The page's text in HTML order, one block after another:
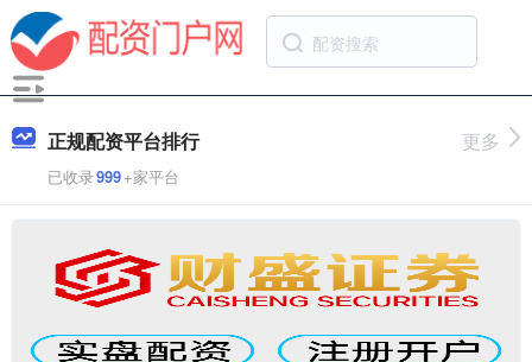
正规配资平台排行
已收录999+家平台
更多